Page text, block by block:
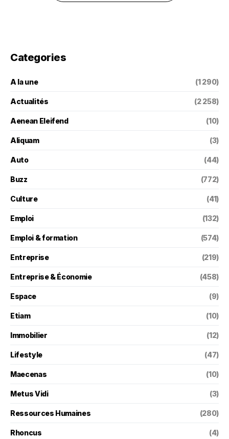
Categories
A la une (1 290)
Actualités (2 258)
Aenean Eleifend (10)
Aliquam (3)
Auto (44)
Buzz (772)
Culture (41)
Emploi (132)
Emploi & formation (574)
Entreprise (219)
Entreprise & Économie (458)
Espace (9)
Etiam (10)
Immobilier (12)
Lifestyle (47)
Maecenas (10)
Metus Vidi (3)
Ressources Humaines (280)
Rhoncus (4)